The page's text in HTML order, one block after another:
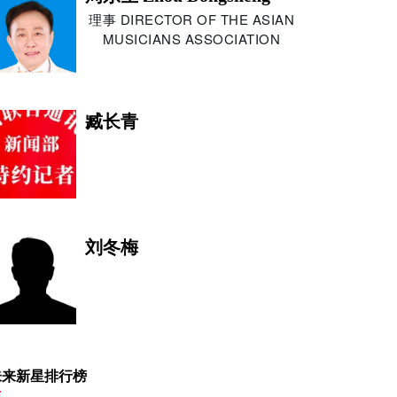
理事 DIRECTOR OF THE ASIAN
MUSICIANS ASSOCIATION
臧长青
刘冬梅
王浩宇
新星排行榜